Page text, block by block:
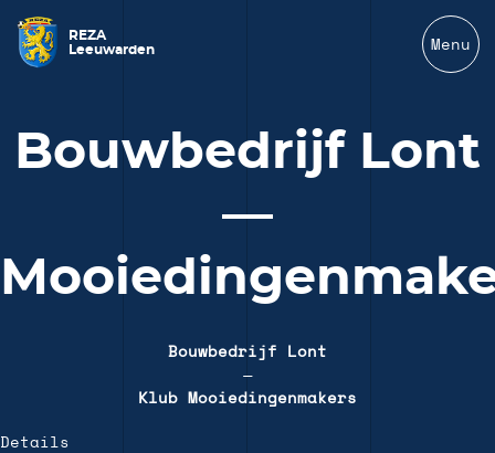
REZA
Leeuwarden
Menu
Bouwbedrijf Lont
—
Bouwbedrijf Lont
—
Klub Mooiedingenmakers
Details